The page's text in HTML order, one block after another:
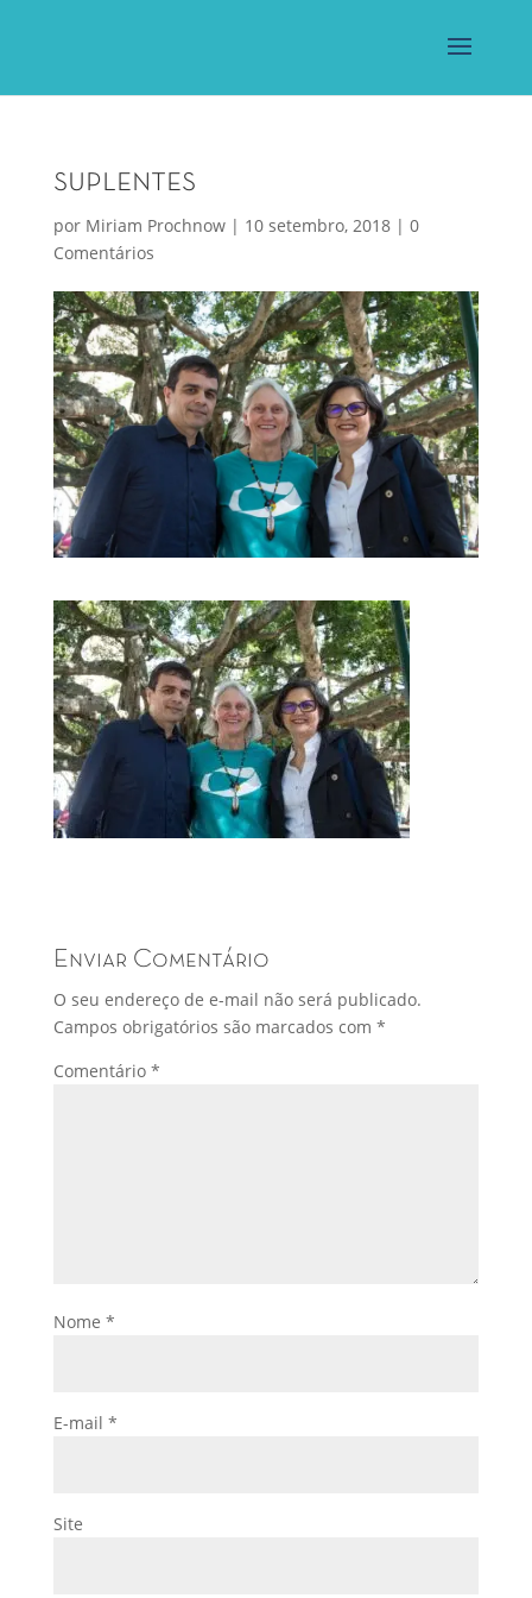
suplentes
por Miriam Prochnow| 10 setembro, 2018| 0
Comentários
Enviar Comentário
O seu endereço de e-mail não será publicado.
Campos obrigatórios são marcados com *
Comentário *
Nome *
E-mail *
Site